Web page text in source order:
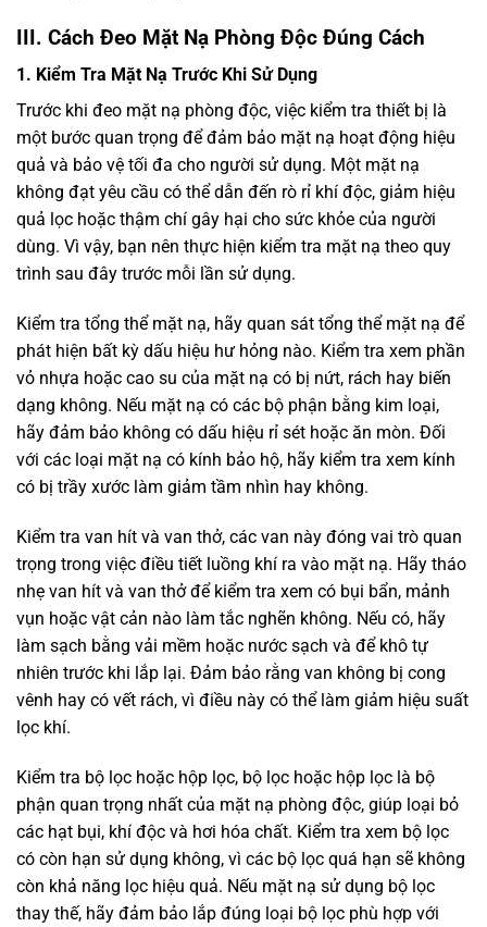
III. Cách Đeo Mặt Nạ Phòng Độc Đúng Cách
1. Kiểm Tra Mặt Nạ Trước Khi Sử Dụng
Trước khi đeo mặt nạ phòng độc, việc kiểm tra thiết bị là
một bước quan trọng để đảm bảo mặt nạ hoạt động hiệu
quả và bảo vệ tối đa cho người sử dụng. Một mặt nạ
không đạt yêu cầu có thể dẫn đến rò rỉ khí độc, giảm hiệu
quả lọc hoặc thậm chí gây hại cho sức khỏe của người
dùng. Vì vậy, bạn nên thực hiện kiểm tra mặt nạ theo quy
trình sau đây trước mỗi lần sử dụng.
Kiểm tra tổng thể mặt nạ, hãy quan sát tổng thể mặt nạ để
phát hiện bất kỳ dấu hiệu hư hỏng nào. Kiểm tra xem phần
vỏ nhựa hoặc cao su của mặt nạ có bị nứt, rách hay biến
dạng không. Nếu mặt nạ có các bộ phận bằng kim loại,
hãy đảm bảo không có dấu hiệu rỉ sét hoặc ăn mòn. Đối
với các loại mặt nạ có kính bảo hộ, hãy kiểm tra xem kính
có bị trầy xước làm giảm tầm nhìn hay không.
Kiểm tra van hít và van thở, các van này đóng vai trò quan
trọng trong việc điều tiết luồng khí ra vào mặt nạ. Hãy tháo
nhẹ van hít và van thở để kiểm tra xem có bụi bẩn, mảnh
vụn hoặc vật cản nào làm tắc nghẽn không. Nếu có, hãy
làm sạch bằng vải mềm hoặc nước sạch và để khô tự
nhiên trước khi lắp lại. Đảm bảo rằng van không bị cong
vênh hay có vết rách, vì điều này có thể làm giảm hiệu suất
lọc khí.
Kiểm tra bộ lọc hoặc hộp lọc, bộ lọc hoặc hộp lọc là bộ
phận quan trọng nhất của mặt nạ phòng độc, giúp loại bỏ
các hạt bụi, khí độc và hơi hóa chất. Kiểm tra xem bộ lọc
có còn hạn sử dụng không, vì các bộ lọc quá hạn sẽ không
còn khả năng lọc hiệu quả. Nếu mặt nạ sử dụng bộ lọc
thay thế, hãy đảm bảo lắp đúng loại bộ lọc phù hợp với